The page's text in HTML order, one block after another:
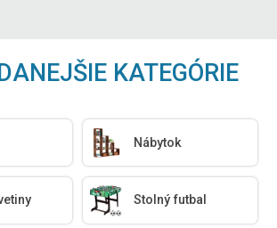
KATEGÓRIE
Nábytok
Stolný futbal